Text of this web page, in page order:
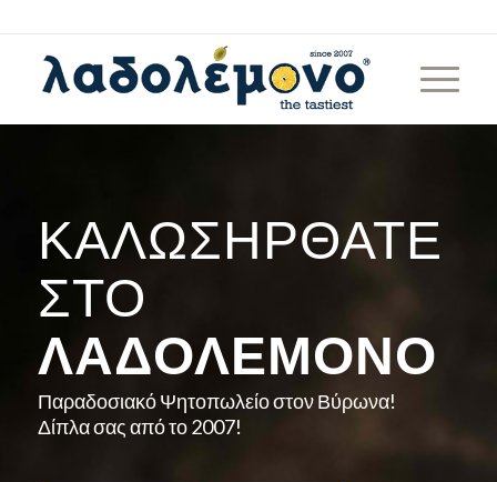
ΚΑΛΩΣΉΡΘΑΤΕ
ΣΤΟ
ΛΑΔΟΛΈΜΟΝΟ
Παραδοσιακό Ψητοπωλείο στον Βύρωνα!
Δίπλα σας από το 2007!